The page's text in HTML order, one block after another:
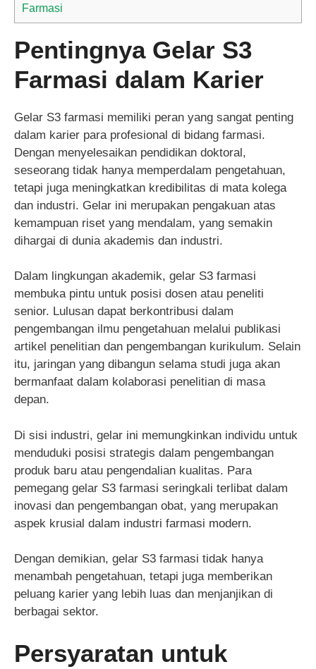
Farmasi
Pentingnya Gelar S3
Farmasi dalam Karier
Gelar S3 farmasi memiliki peran yang sangat penting
dalam karier para profesional di bidang farmasi.
Dengan menyelesaikan pendidikan doktoral,
seseorang tidak hanya memperdalam pengetahuan,
tetapi juga meningkatkan kredibilitas di mata kolega
dan industri. Gelar ini merupakan pengakuan atas
kemampuan riset yang mendalam, yang semakin
dihargai di dunia akademis dan industri.
Dalam lingkungan akademik, gelar S3 farmasi
membuka pintu untuk posisi dosen atau peneliti
senior. Lulusan dapat berkontribusi dalam
pengembangan ilmu pengetahuan melalui publikasi
artikel penelitian dan pengembangan kurikulum. Selain
itu, jaringan yang dibangun selama studi juga akan
bermanfaat dalam kolaborasi penelitian di masa
depan.
Di sisi industri, gelar ini memungkinkan individu untuk
menduduki posisi strategis dalam pengembangan
produk baru atau pengendalian kualitas. Para
pemegang gelar S3 farmasi seringkali terlibat dalam
inovasi dan pengembangan obat, yang merupakan
aspek krusial dalam industri farmasi modern.
Dengan demikian, gelar S3 farmasi tidak hanya
menambah pengetahuan, tetapi juga memberikan
peluang karier yang lebih luas dan menjanjikan di
berbagai sektor.
Persyaratan untuk